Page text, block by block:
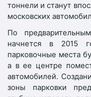
тоннели и станут
московских
По
начнется в 2015
парковочные места
а в ее центре
автомобилей.
зоны парковки